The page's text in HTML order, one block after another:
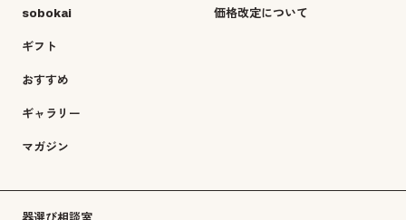
sobokai
ギフト
おすすめ
ギャラリー
マガジン
価格改定について